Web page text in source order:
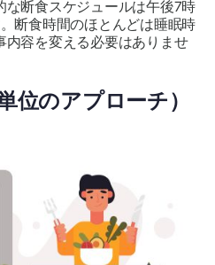
な断食スケジュールは午後7時
断食時間のほとんどは睡眠時
内容を変える必要はありませ
位のアプローチ）